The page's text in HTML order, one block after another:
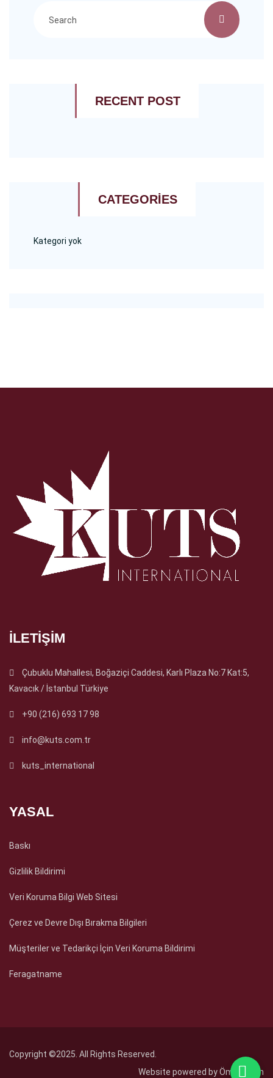
RECENT POST
CATEGORIES
Kategori yok
İLETIŞIM
Çubuklu Mahallesi, Boğaziçi Caddesi, Karlı Plaza No:7 Kat:5,
Kavacık / İstanbul Türkiye
+90 (216) 693 17 98
info@kuts.com.tr
kuts_international
YASAL
Baskı
Gizlilik Bildirimi
Veri Koruma Bilgi Web Sitesi
Çerez ve Devre Dışı Bırakma Bilgileri
Müşteriler ve Tedarikçi İçin Veri Koruma Bildirimi
Feragatname
Copyright ©2025. All Rights Reserved.
Website powered byÖmer Fidan